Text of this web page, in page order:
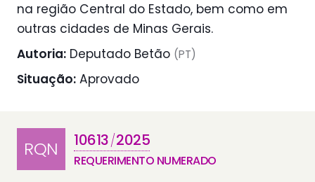
na região Central do Estado, bem como em
outras cidades de Minas Gerais.
Autoria: Deputado Betão (PT)
Situação: Aprovado
RQN 10613/2025
REQUERIMENTO NUMERADO